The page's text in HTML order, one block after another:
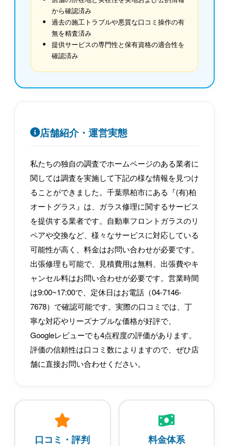
から確認済み
過去の施工トラブルや悪質な口コミ操作の有
無を精査済み
提供サービスの専門性と保有資格の適合性を
確認済み
店舗紹介・運営実態
私たちの独自の調査でホームページのある業者に
関しては調査を実施して下記の様な情報を見つけ
ることができました。千葉県柏市にある『(有)柏
オートグラス』は、ガラス修理に関するサービス
を提供する業者です。自動車フロントガラスのリ
ペアや交換など、様々なサービスに対応している
可能性が高く、料金はお問い合わせが必要です。
出張修理も可能で、見積費用は無料、出張費やキ
ャンセル料はお問い合わせが必要です。営業時間
は9:00~17:00で、定休日はお電話（04-7146-
7678）で確認可能です。実際の口コミでは、丁
寧な対応やリーズナブルな価格が好評で、
Googleレビューでも4点程度の評価があります。
評価の信頼性は口コミ数によりますので、ぜひ店
舗に直接お問い合わせください。
口コミ・評判 料金体系